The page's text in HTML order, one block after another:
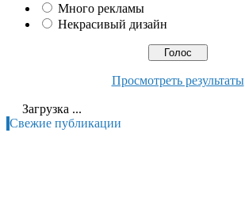
Много рекламы
Некрасивый дизайн
Просмотреть результаты
Загрузка ...
Свежие публикации